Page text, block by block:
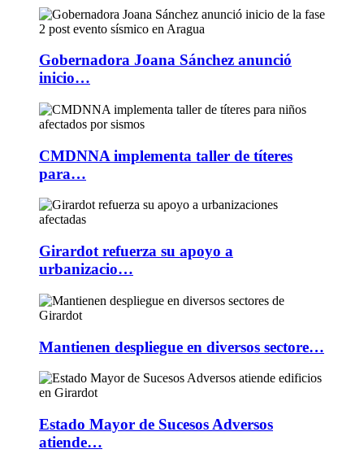
Gobernadora Joana Sánchez anunció
inicio…
CMDNNA implementa taller de títeres
para…
Girardot refuerza su apoyo a
urbanizacio…
Mantienen despliegue en diversos sectore…
Estado Mayor de Sucesos Adversos
atiende…